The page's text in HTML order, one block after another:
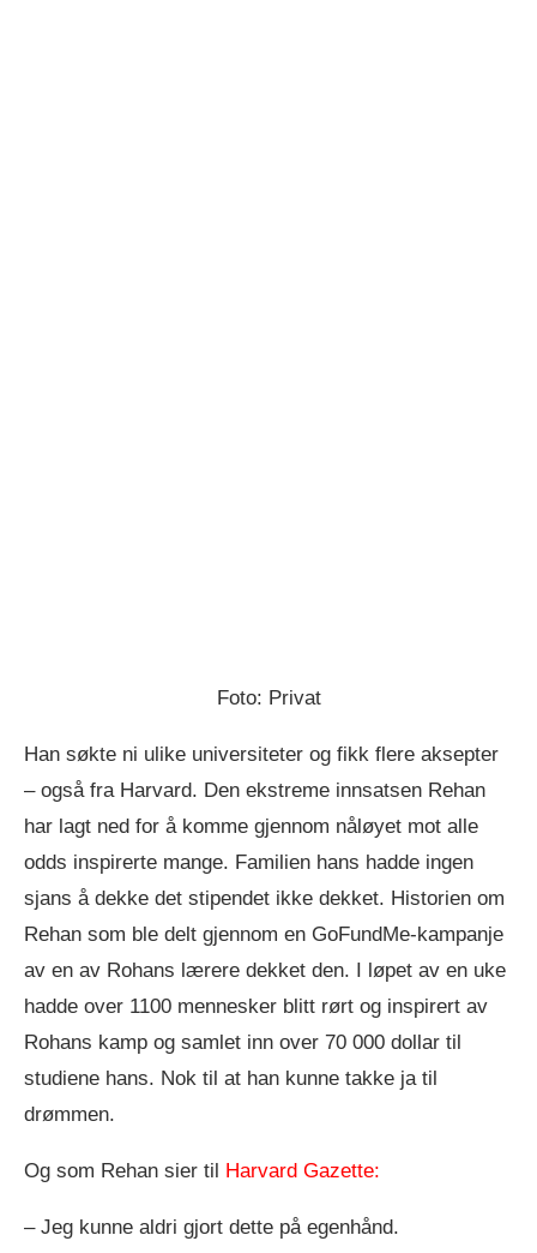
Foto: Privat
Han søkte ni ulike universiteter og fikk flere aksepter
– også fra Harvard. Den ekstreme innsatsen Rehan
har lagt ned for å komme gjennom nåløyet mot alle
odds inspirerte mange. Familien hans hadde ingen
sjans å dekke det stipendet ikke dekket. Historien om
Rehan som ble delt gjennom en GoFundMe-kampanje
av en av Rohans lærere dekket den. I løpet av en uke
hadde over 1100 mennesker blitt rørt og inspirert av
Rohans kamp og samlet inn over 70 000 dollar til
studiene hans. Nok til at han kunne takke ja til
drømmen.
Og som Rehan sier til Harvard Gazette:
– Jeg kunne aldri gjort dette på egenhånd.